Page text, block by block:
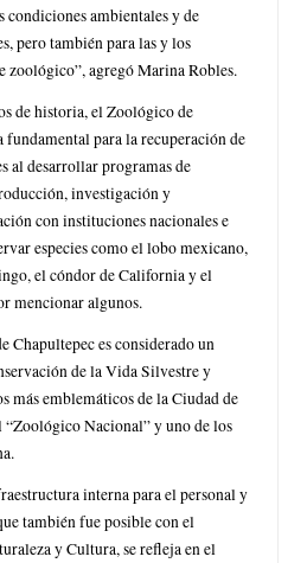
condiciones ambientales y de
pero también para las y los
zoológico”, agregó Marina Robles.
de historia, el Zoológico de
fundamental para la recuperación de
al desarrollar programas de
investigación y
con instituciones nacionales e
especies como el lobo mexicano,
el cóndor de California y el
mencionar algunos.
Chapultepec es considerado un
de la Vida Silvestre y
más emblemáticos de la Ciudad de
“Zoológico Nacional” y uno de los
interna para el personal y
también fue posible con el
y Cultura, se refleja en el